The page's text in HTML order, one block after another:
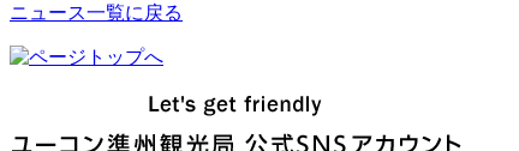
ニュース一覧に戻る